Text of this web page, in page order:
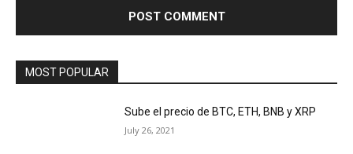
MOST POPULAR
Sube el precio de BTC, ETH, BNB y XRP
July 26, 2021